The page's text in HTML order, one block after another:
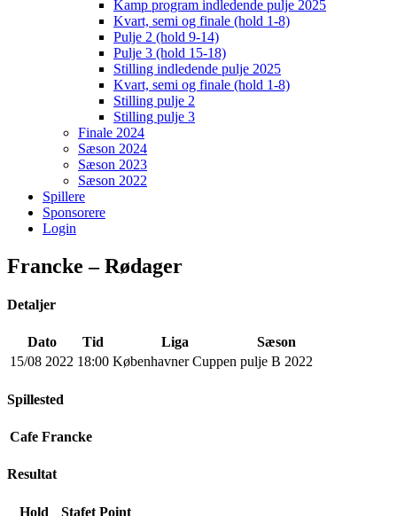
Kamp program indledende pulje 2025
Kvart, semi og finale (hold 1-8)
Pulje 2 (hold 9-14)
Pulje 3 (hold 15-18)
Stilling indledende pulje 2025
Kvart, semi og finale (hold 1-8)
Stilling pulje 2
Stilling pulje 3
Finale 2024
Sæson 2024
Sæson 2023
Sæson 2022
Spillere
Sponsorere
Login
Francke – Rødager
Detaljer
Dato Tid Liga
Sæson
15/08 2022 18:00 Københavner Cuppen pulje B 2022
Spillested
Cafe Francke
Resultat
Hold Stafet Point